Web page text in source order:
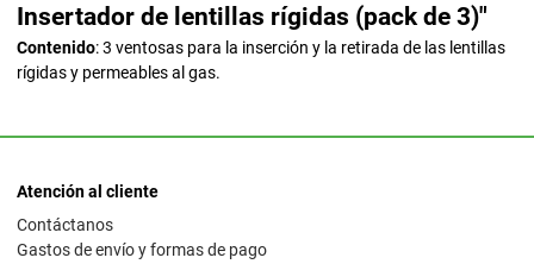
Insertador de lentillas rígidas (pack de 3)"
Contenido: 3 ventosas para la inserción y la retirada de las lentillas
rígidas y permeables al gas.
Atención al cliente
Contáctanos
Gastos de envío y formas de pago